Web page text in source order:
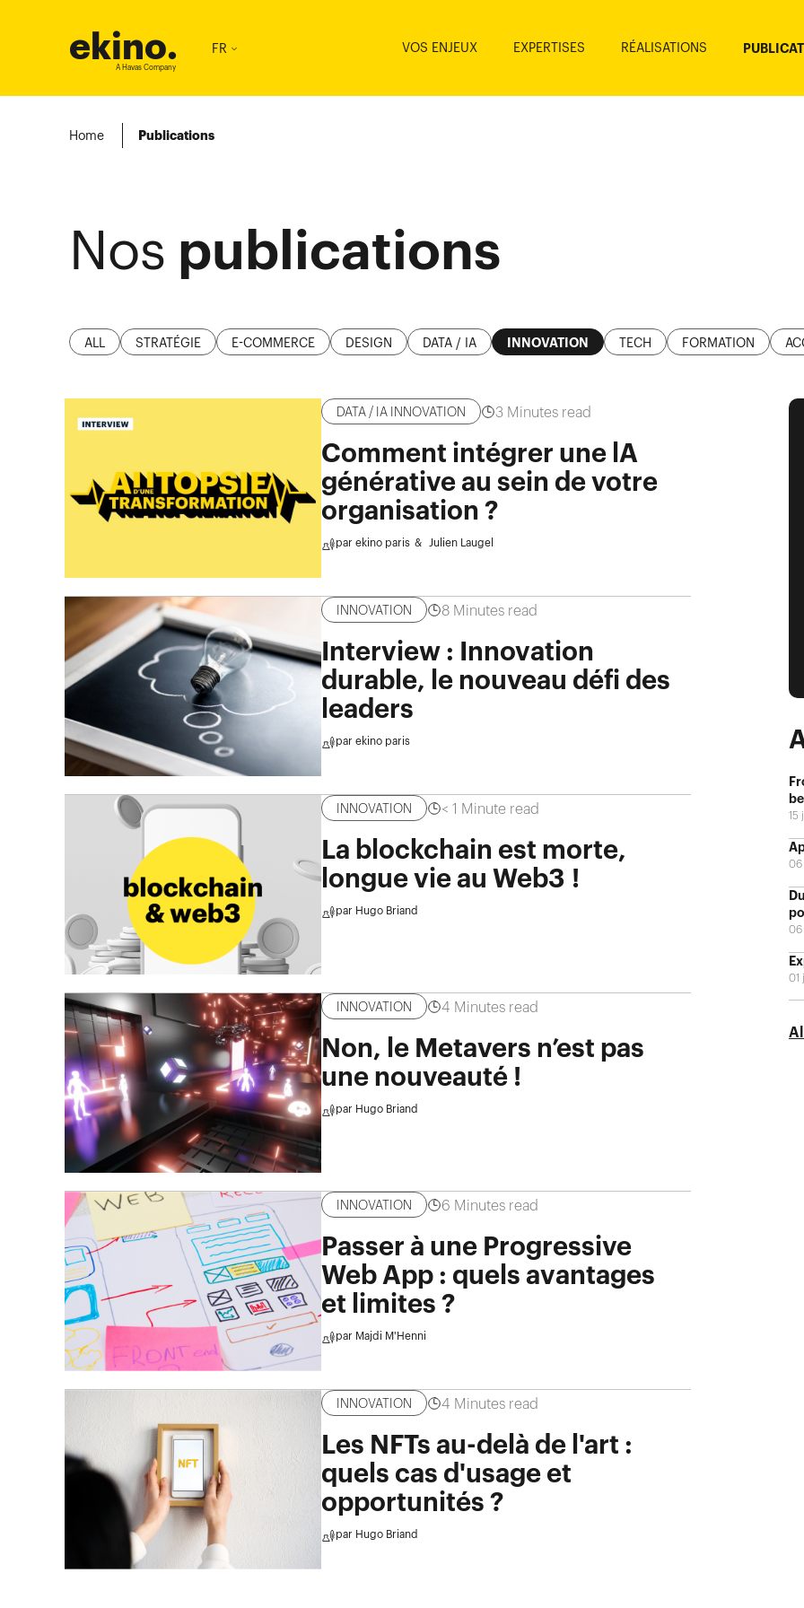
ekino.
A Havas Company
FR VOS ENJEUX EXPERTISES RÉALISATIONS
Home Publications
Nos publications
ALL STRATÉGIE E-COMMERCE DESIGN DATA / IA INNOVATION TECH FORMATION
15
06
06
01
DATA / IA INNOVATION 3 Minutes read
Comment intégrer une lA
générative au sein de votre
organisation ?
par ekino paris Julien Laugel
INNOVATION 8 Minutes read
Interview : Innovation
durable, le nouveau défi des
leaders
par ekino paris
INNOVATION < 1 Minute read
La blockchain est morte,
longue vie au Web3 !
par Hugo Briand
INNOVATION 4 Minutes read
Non, le Metavers n’est pas
une nouveauté !
par Hugo Briand
INNOVATION 6 Minutes read
Passer à une Progressive
Web App : quels avantages
et limites ?
par Majdi M'Henni
INNOVATION 4 Minutes read
Les NFTs au-delà de l'art :
quels cas d'usage et
opportunités ?
par Hugo Briand